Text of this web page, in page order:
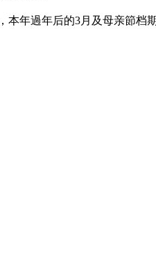
年過年后的3月及母亲節档